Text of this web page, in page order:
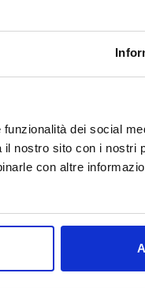
dei social
nostro sito con i nostri
con altre